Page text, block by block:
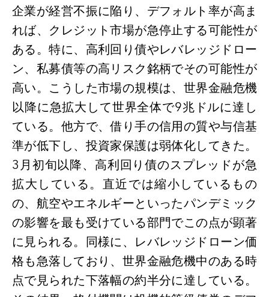
企業が経営不振に陥り、デフォルト率が高ま
れば、クレジット市場が急停止する可能性が
ある。特に、高利回り債やレバレッジドロー
ン、私募債等の高リスク銘柄でその可能性が
高い。こうした市場の規模は、世界金融危機
以降に急拡大して世界全体で9兆ドルに達し
ている。他方で、借り手の信用の質や与信基
準が低下し、投資家保護は弱体化してきた。
3月初旬以降、高利回り債のスプレッドが急
拡大している。直近では縮小しているもの
の、航空やエネルギーといったパンデミック
の影響を最も受けている部門でこの点が顕著
に見られる。同様に、レバレッジドローン価
格も急落しており、世界金融危機中のある時
点で見られた下落幅の約半分に達している。